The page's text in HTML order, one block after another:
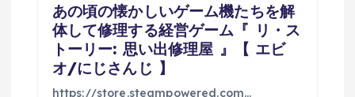
あの頃の懐かしいゲーム機たちを解
体して修理する経営ゲーム『 リ・ス
トーリー: 思い出修理屋 』【 エビ
オ/にじさんじ 】
https://store.steampowered.com…